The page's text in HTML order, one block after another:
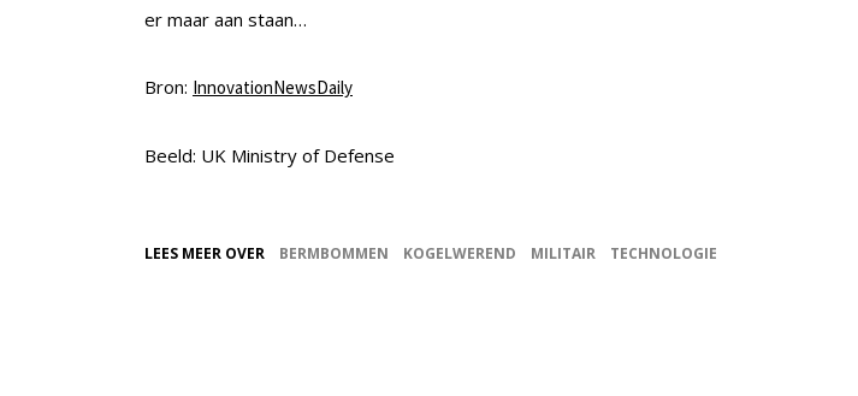
er maar aan staan…
Bron: InnovationNewsDaily
Beeld: UK Ministry of Defense
LEES MEER OVER BERMBOMMEN KOGELWEREND MILITAIR TECHNOLOGIE